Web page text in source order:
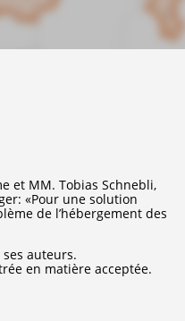
et MM. Tobias Schnebli,
«Pour une solution
de l’hébergement des
auteurs.
en matière acceptée.